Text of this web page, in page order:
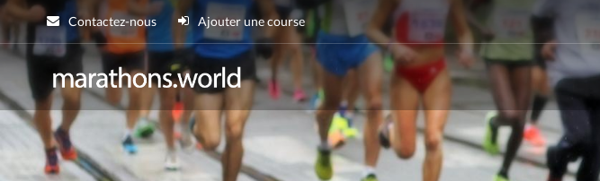
Contactez-nous Ajouter une course
marathons.world